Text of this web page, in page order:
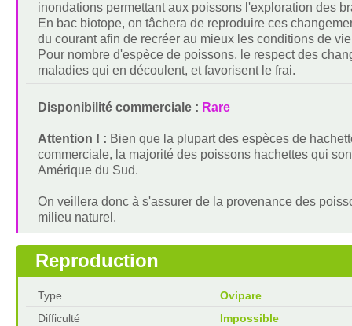
inondations permettant aux poissons l'exploration des
En bac biotope, on tâchera de reproduire ces
du courant afin de recréer au mieux les conditions de
Pour nombre d'espèce de poissons, le respect des
maladies qui en découlent, et favorisent le frai.
Disponibilité commerciale : Rare
Attention ! : Bien que la plupart des espèces de
commerciale, la majorité des poissons hachettes qui
Amérique du Sud.
On veillera donc à s'assurer de la provenance des
milieu naturel.
Reproduction
Type
Ovipare
Difficulté
Impossible